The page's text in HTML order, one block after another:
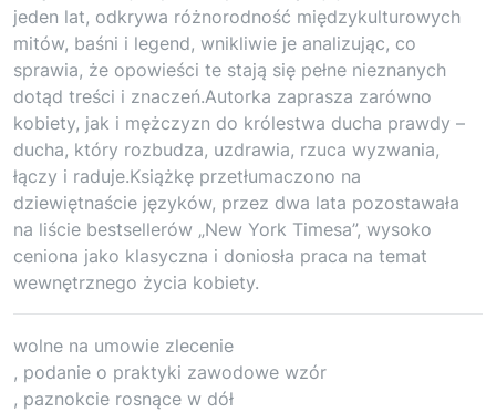
jeden lat, odkrywa różnorodność międzykulturowych
mitów, baśni i legend, wnikliwie je analizując, co
sprawia, że opowieści te stają się pełne nieznanych
dotąd treści i znaczeń.Autorka zaprasza zarówno
kobiety, jak i mężczyzn do królestwa ducha prawdy –
ducha, który rozbudza, uzdrawia, rzuca wyzwania,
łączy i raduje.Książkę przetłumaczono na
dziewiętnaście języków, przez dwa lata pozostawała
na liście bestsellerów „New York Timesa”, wysoko
ceniona jako klasyczna i doniosła praca na temat
wewnętrznego życia kobiety.
wolne na umowie zlecenie
, podanie o praktyki zawodowe wzór
, paznokcie rosnące w dół